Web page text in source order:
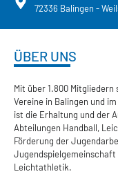
72336 Balingen -
ÜBER UNS
Mit über 1.800
Vereine in Balingen und
ist die Erhaltung und der
Abteilungen Handball,
Förderung der
Jugendspielgemeinschaft
Leichtathletik.